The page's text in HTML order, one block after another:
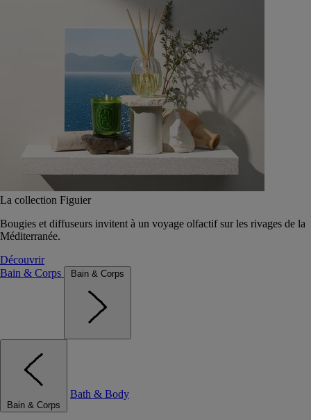
La collection Figuier
Bougies et diffuseurs invitent à un voyage olfactif sur les rivages de la
Méditerranée.
Découvrir
Bain & Corps
Bain & Corps
Bain & Corps
Bath & Body